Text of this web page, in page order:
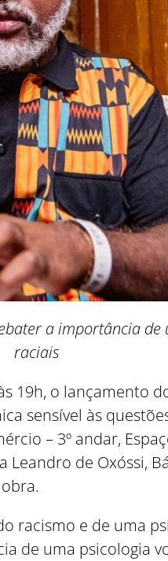
a importância
raciais
19h, o lançamento
sensível às
– 3º andar,
de Oxóssi,
racismo e de uma
de uma psicologia